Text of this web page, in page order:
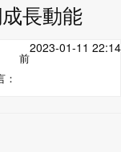
長動能
2023-01-11 22:14
前
：